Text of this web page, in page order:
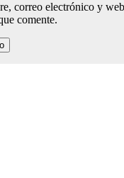
correo electrónico y
comente.